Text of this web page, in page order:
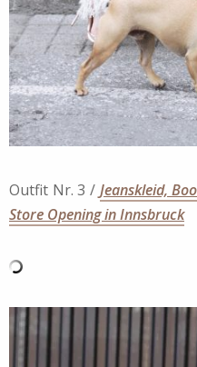
Outfit Nr. 3 / Jeanskleid,
Store Opening in Innsbruck